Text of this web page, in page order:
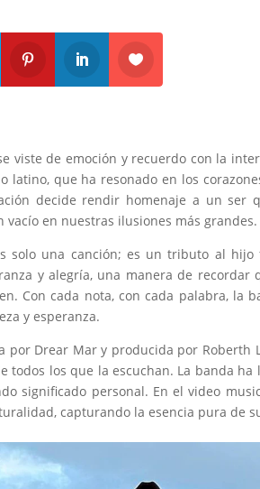
viste de emoción y recuerdo con la
latino, que ha resonado en los
decide rendir homenaje a un
vacío en nuestras ilusiones más grandes.
solo una canción; es un tributo al hijo
y alegría, una manera de
Con cada nota, con cada palabra, la
y esperanza.
por Drear Mar y producida por
todos los que la escuchan. La banda
significado personal. En el video
capturando la esencia pura de